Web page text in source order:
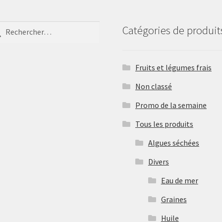
Catégories de
Fruits et légumes frais
Non classé
Promo de la semaine
Tous les produits
Algues séchées
Divers
Eau de mer
Graines
Huile